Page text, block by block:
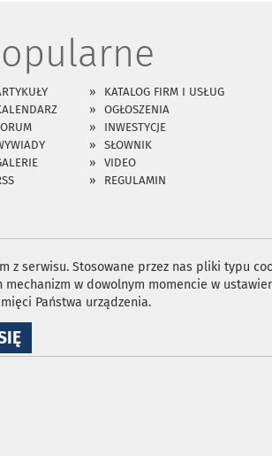
KATALOG FIRM I USŁUG
OGŁOSZENIA
INWESTYCJE
SŁOWNIK
VIDEO
REGULAMIN
z serwisu. Stosowane przez nas pliki typu
w dowolnym momencie w
Państwa urządzenia.
NA
WYKORZYSTANIE